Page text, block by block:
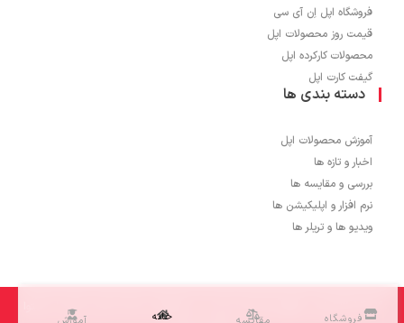
خانه فروشگاه
فروشگاه اپل اِن آی سی
قیمت روز محصولات اپل
محصولات کارکرده اپل
گیفت کارت اپل
دسته بندی ها
آموزش محصولات اپل
اخبار و تازه ها
بررسی و مقایسه ها
نرم افزار و اپلیکیشن ها
ویدیو ها و تریلر ها
1403 © تمامی حقوق برای اپل اِن آی سی محفوظ می باشد و کپی برداری از محتوا